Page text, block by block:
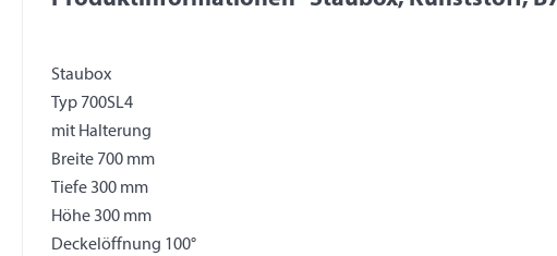
Staubox
Typ 700SL4
mit Halterung
Breite 700 mm
Tiefe 300 mm
Höhe 300 mm
Deckelöffnung 100°